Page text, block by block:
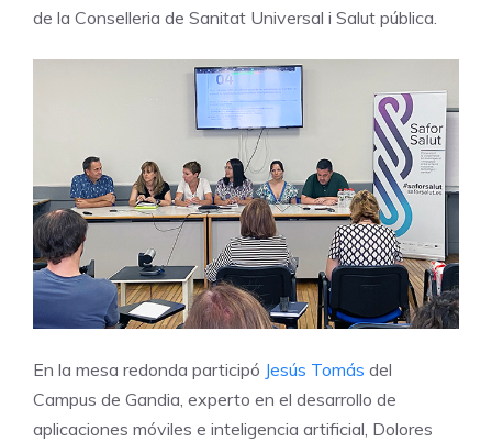
de la Conselleria de Sanitat Universal i Salut pública.
En la mesa redonda participó Jesús Tomás del
Campus de Gandia, experto en el desarrollo de
aplicaciones móviles e inteligencia artificial, Dolores